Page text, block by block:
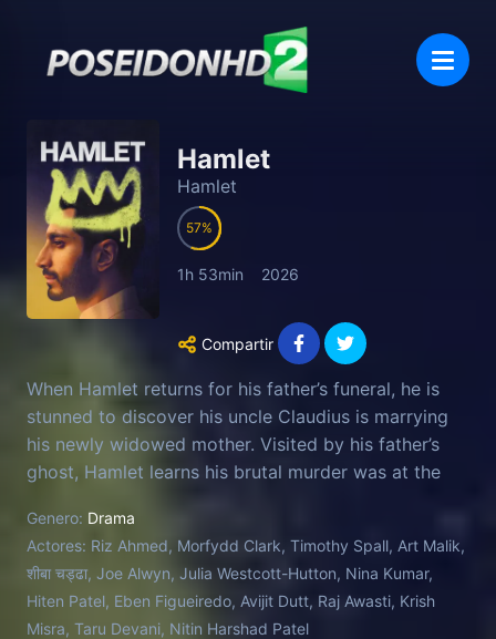
Hamlet
Hamlet
57
1h 53min 2026
Compartir
When Hamlet returns for his father’s funeral, he is
stunned to discover his uncle Claudius is marrying
his newly widowed mother. Visited by his father’s
ghost, Hamlet learns his brutal murder was at the
vengeance that exposes the rot at the heart of the
family’s empire and threatens his own sanity.
Genero: Drama
Actores: Riz Ahmed, Morfydd Clark, Timothy Spall, Art Malik,
शीबा चड्ढा, Joe Alwyn, Julia Westcott-Hutton, Nina Kumar,
Hiten Patel, Eben Figueiredo, Avijit Dutt, Raj Awasti, Krish
Misra, Taru Devani, Nitin Harshad Patel